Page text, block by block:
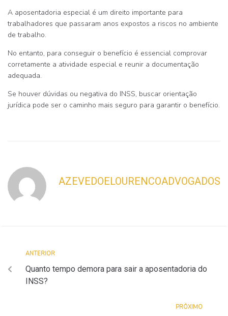
A aposentadoria especial é um direito importante para
trabalhadores que passaram anos expostos a riscos no ambiente
de trabalho.
No entanto, para conseguir o benefício é essencial comprovar
corretamente a atividade especial e reunir a documentação
adequada.
Se houver dúvidas ou negativa do INSS, buscar orientação
jurídica pode ser o caminho mais seguro para garantir o benefício.
AZEVEDOELOURENCOADVOGADOS
ANTERIOR
Quanto tempo demora para sair a aposentadoria do
INSS?
PRÓXIMO